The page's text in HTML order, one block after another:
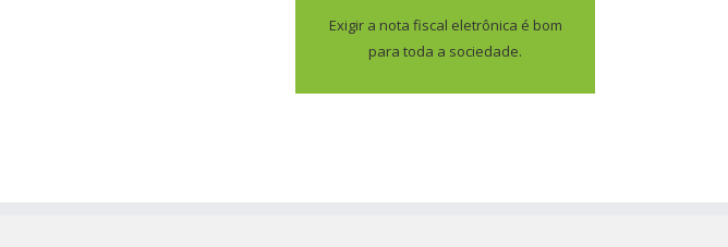
Exigir a nota fiscal eletrônica é bom
para toda a sociedade.